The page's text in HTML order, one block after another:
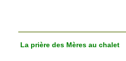
La prière des Mères au chalet